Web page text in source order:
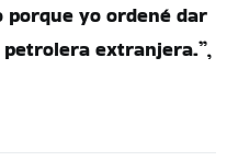
porque yo ordené dar
extranjera.”,